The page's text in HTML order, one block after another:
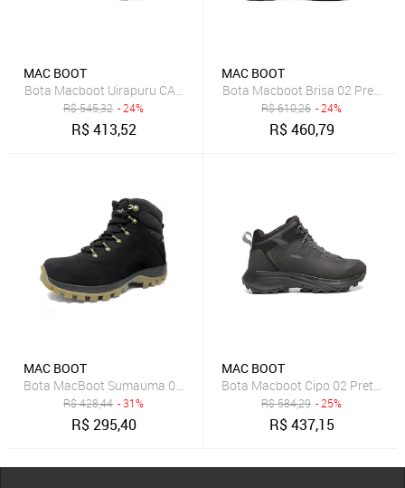
MAC BOOT
Bota Macboot Uirapuru CA01 Preto Masculino
R$545,32 - 24%
R$413,52
MAC BOOT
Bota Macboot Brisa 02 Preto
R$610,26 - 24%
R$460,79
MAC BOOT
Bota MacBoot Sumauma 02 Masculino - Preto
R$428,44 - 31%
R$295,40
MAC BOOT
Bota Macboot Cipo 02 Preto
R$584,29 - 25%
R$437,15